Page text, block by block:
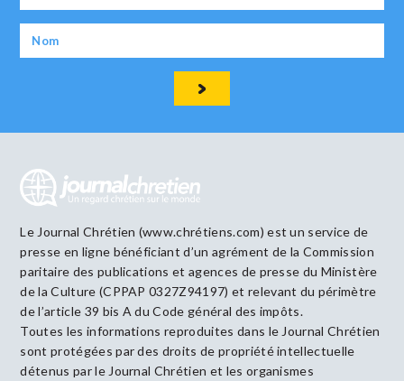
Le Journal Chrétien (www.chrétiens.com) est un service de
presse en ligne bénéficiant d’un agrément de la Commission
paritaire des publications et agences de presse du Ministère
de la Culture (CPPAP 0327Z94197) et relevant du périmètre
de l’article 39 bis A du Code général des impôts.
Toutes les informations reproduites dans le Journal Chrétien
sont protégées par des droits de propriété intellectuelle
détenus par le Journal Chrétien et les organismes